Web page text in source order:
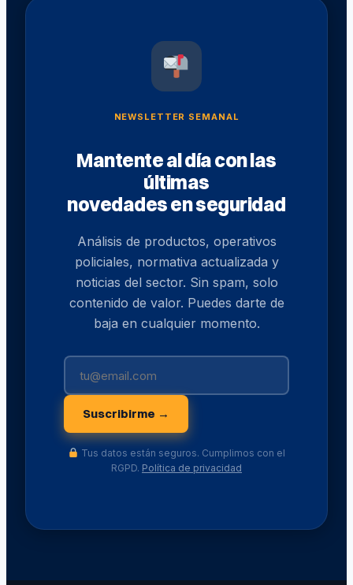
NEWSLETTER SEMANAL
Mantente al día con las
últimas
novedades en seguridad
Análisis de productos, operativos
policiales, normativa actualizada y
noticias del sector. Sin spam, solo
contenido de valor. Puedes darte de
baja en cualquier momento.
Suscribirme →
Tus datos están seguros. Cumplimos con el
RGPD. Política de privacidad